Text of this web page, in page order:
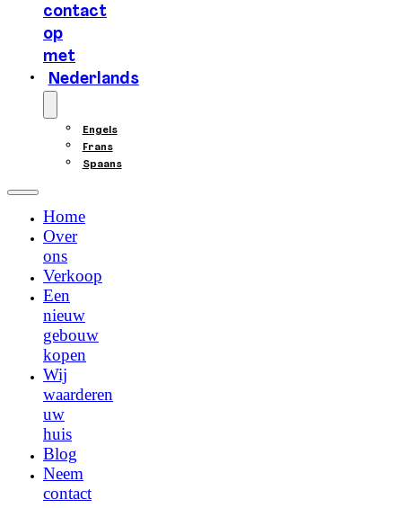
contact
op
met
Nederlands
Engels
Frans
Spaans
Home
Over
ons
Verkoop
Een
nieuw
gebouw
kopen
Wij
waarderen
uw
huis
Blog
Neem
contact